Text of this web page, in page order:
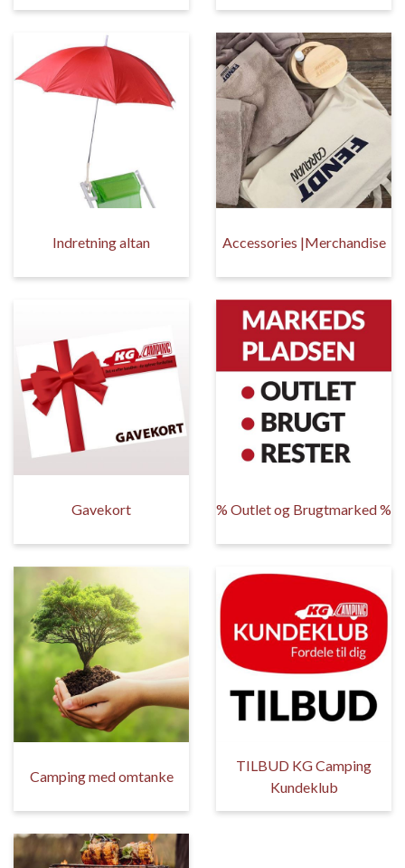
Indretning altan Accessories |Merchandise
Gavekort % Outlet og Brugtmarked %
Camping med omtanke
TILBUD KG Camping
Kundeklub